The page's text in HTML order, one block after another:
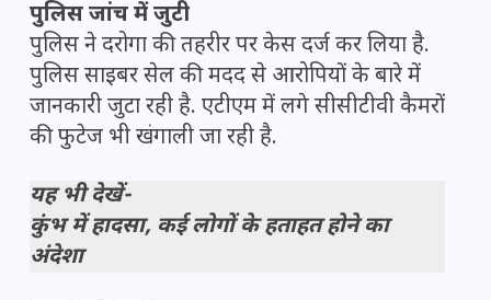
पुलिस जांच में जुटी
पुलिस ने दरोगा की तहरीर पर केस दर्ज कर लिया है.
पुलिस साइबर सेल की मदद से आरोपियों के बारे में
जानकारी जुटा रही है. एटीएम में लगे सीसीटीवी कैमरों
की फुटेज भी खंगाली जा रही है.
यह भी देखें-
कुंभ में हादसा, कई लोगों के हताहत होने का
अंदेशा